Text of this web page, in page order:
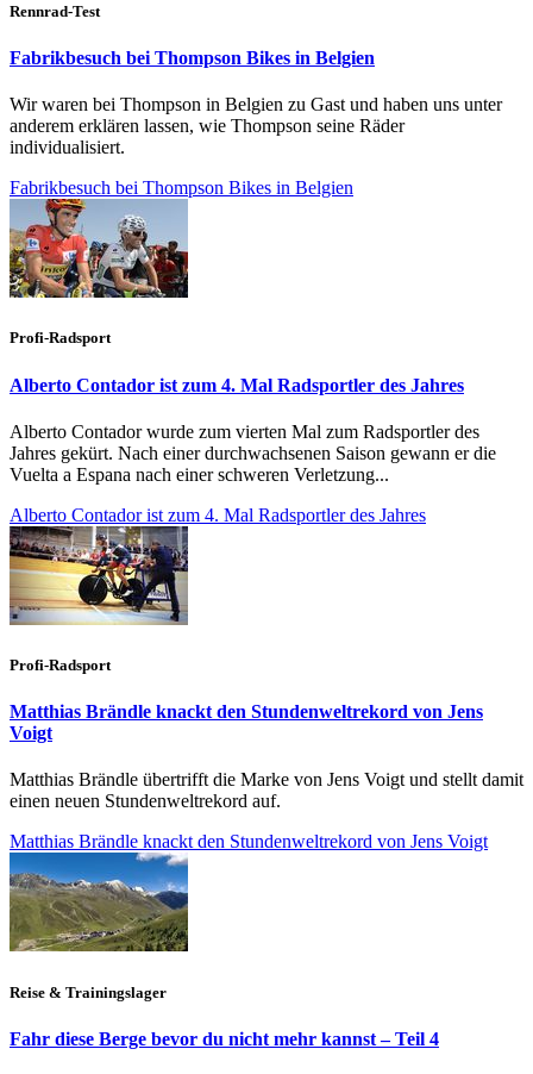
Rennrad-Test
Fabrikbesuch bei Thompson Bikes in Belgien
Wir waren bei Thompson in Belgien zu Gast und haben uns unter
anderem erklären lassen, wie Thompson seine Räder
individualisiert.
Fabrikbesuch bei Thompson Bikes in Belgien
Profi-Radsport
Alberto Contador ist zum 4. Mal Radsportler des Jahres
Alberto Contador wurde zum vierten Mal zum Radsportler des
Jahres gekürt. Nach einer durchwachsenen Saison gewann er die
Vuelta a Espana nach einer schweren Verletzung...
Alberto Contador ist zum 4. Mal Radsportler des Jahres
Profi-Radsport
Matthias Brändle knackt den Stundenweltrekord von Jens
Voigt
Matthias Brändle übertrifft die Marke von Jens Voigt und stellt damit
einen neuen Stundenweltrekord auf.
Matthias Brändle knackt den Stundenweltrekord von Jens Voigt
Reise & Trainingslager
Fahr diese Berge bevor du nicht mehr kannst – Teil 4